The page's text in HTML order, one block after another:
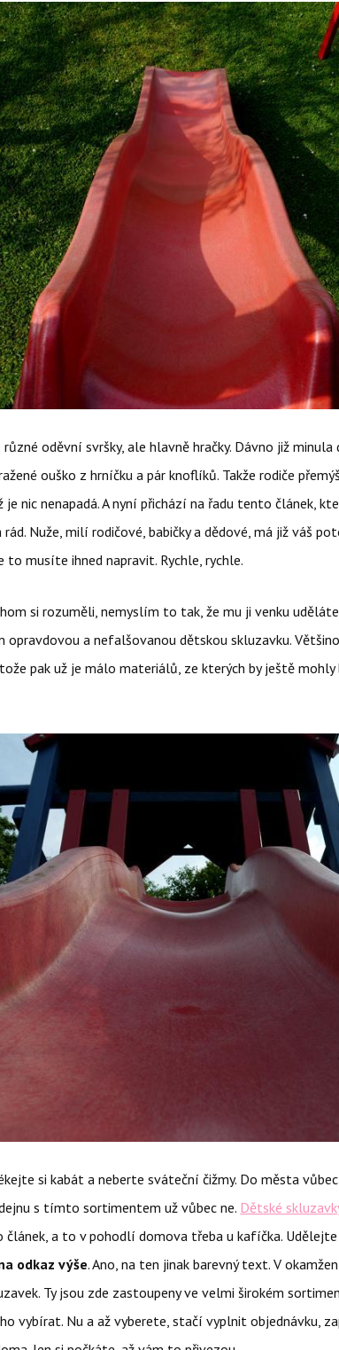
různé oděvní svršky, ale hlavně hračky. Dávno již
ouško z hrníčku a pár knoflíků. Takže rodiče
je nic nenapadá. A nyní přichází na řadu tento článek,
Nuže, milí rodičové, babičky a dědové, má již váš
to musíte ihned napravit. Rychle, rychle.
si rozuměli, nemyslím to tak, že mu ji venku
a nefalšovanou dětskou skluzavku.
pak už je málo materiálů, ze kterých by ještě mohly
si kabát a neberte sváteční čižmy. Do města
s tímto sortimentem už vůbec ne. Dětské
článek, a to v pohodlí domova třeba u kafíčka.
odkaz výše. Ano, na ten jinak barevný text. V
Ty jsou zde zastoupeny ve velmi širokém
vybírat. Nu a až vyberete, stačí vyplnit objednávku,